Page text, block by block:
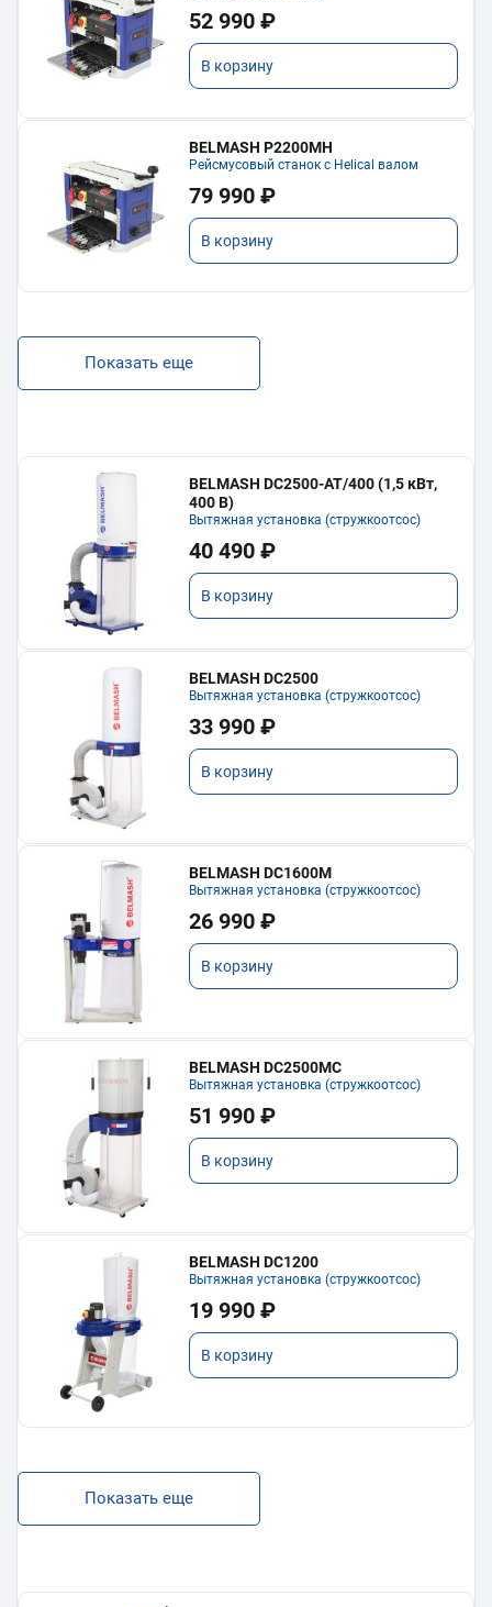
52 990 ₽
В корзину
BELMASH P2200MH
Рейсмусовый станок с Helical валом
79 990 ₽
В корзину
Показать еще
BELMASH DC2500-AT/400 (1,5 кВт,
400 В)
Вытяжная установка (стружкоотсос)
40 490 ₽
В корзину
BELMASH DC2500
Вытяжная установка (стружкоотсос)
33 990 ₽
В корзину
BELMASH DC1600M
Вытяжная установка (стружкоотсос)
26 990 ₽
В корзину
BELMASH DC2500MC
Вытяжная установка (стружкоотсос)
51 990 ₽
В корзину
BELMASH DC1200
Вытяжная установка (стружкоотсос)
19 990 ₽
В корзину
Показать еще